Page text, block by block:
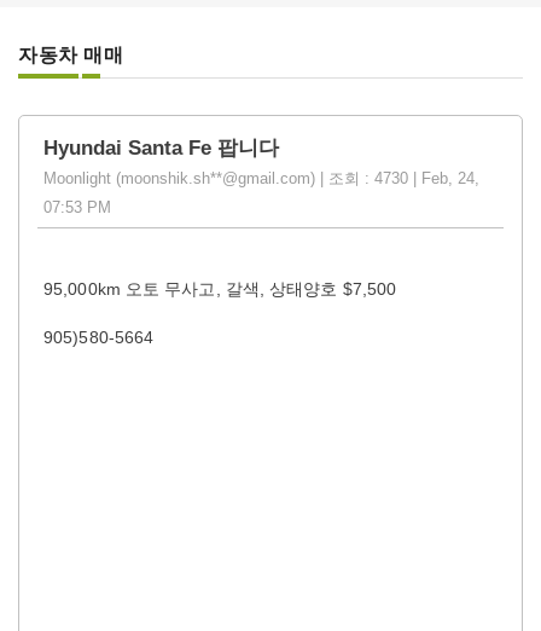
자동차 매매
Hyundai Santa Fe 팝니다
Moonlight (moonshik.sh**@gmail.com) | 조회 : 4730 | Feb, 24,
07:53 PM
95,000km 오토 무사고, 갈색, 상태양호 $7,500
905)580-5664